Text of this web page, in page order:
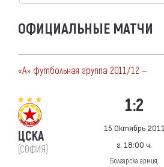
ОФИЦИАЛЬНЫЕ МАТЧИ
«А» футбольная группа 2011/12 —
ЦСКА
(СОФИЯ)
1:2
15 Октябрь 2011
г. 18:00 ч.
Болгарска армия,